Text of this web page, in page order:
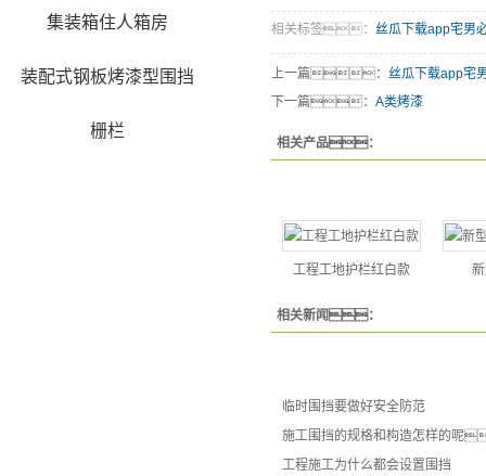
集装箱住人箱房
装配式钢板烤漆型围挡
栅栏
相关标签： 丝瓜下载app宅男
上一篇： 丝瓜下载app宅
下一篇： A类烤漆
相关产品：
工程工地护栏红白款
相关新闻：
临时围挡要做好安全防范
施工围挡的规格和构造怎样的呢
工程施工为什么都会设置围挡